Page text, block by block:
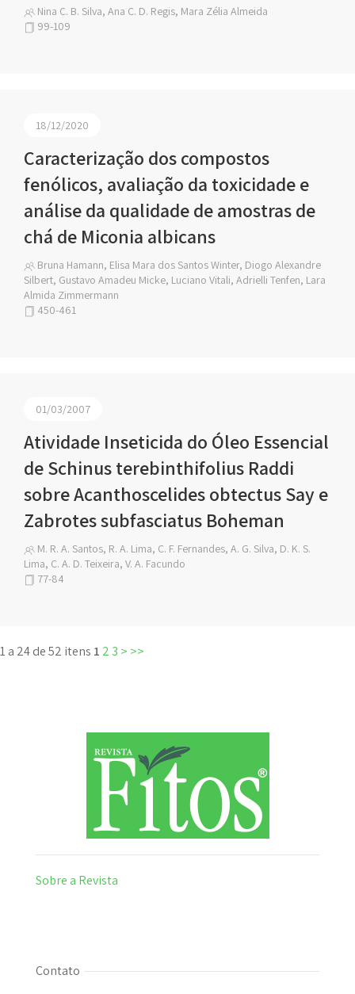
Nina C. B. Silva, Ana C. D. Regis, Mara Zélia Almeida
99-109
18/12/2020
Caracterização dos compostos
fenólicos, avaliação da toxicidade e
análise da qualidade de amostras de
chá de Miconia albicans
Bruna Hamann, Elisa Mara dos Santos Winter, Diogo Alexandre
Silbert, Gustavo Amadeu Micke, Luciano Vitali, Adrielli Tenfen, Lara
Almida Zimmermann
450-461
01/03/2007
Atividade Inseticida do Óleo Essencial
de Schinus terebinthifolius Raddi
sobre Acanthoscelides obtectus Say e
Zabrotes subfasciatus Boheman
M. R. A. Santos, R. A. Lima, C. F. Fernandes, A. G. Silva, D. K. S.
Lima, C. A. D. Teixeira, V. A. Facundo
77-84
1 a 24 de 52 itens 1 2 3 > >>
Sobre a Revista
Contato